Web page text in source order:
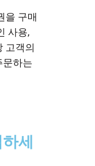
을 구매
사용,
고객의
문하는
세